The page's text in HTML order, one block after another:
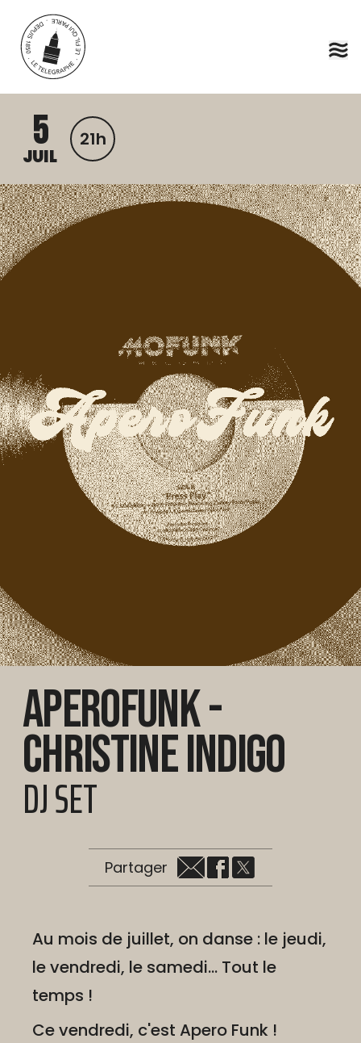
Aller au contenu principal
5
JUIL
21h
APEROFUNK -
CHRISTINE INDIGO
DJ SET
Partager
Au mois de juillet, on danse : le jeudi,
le vendredi, le samedi... Tout le
temps !
Ce vendredi, c'est Apero Funk !